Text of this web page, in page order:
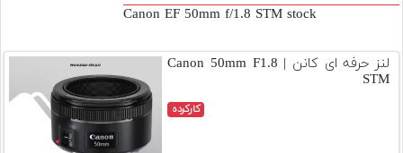
دوم
Canon EF 50mm f/1.8 STM stock
لنز حرفه ای کانن | Canon 50mm F1.8
STM
کارکرده